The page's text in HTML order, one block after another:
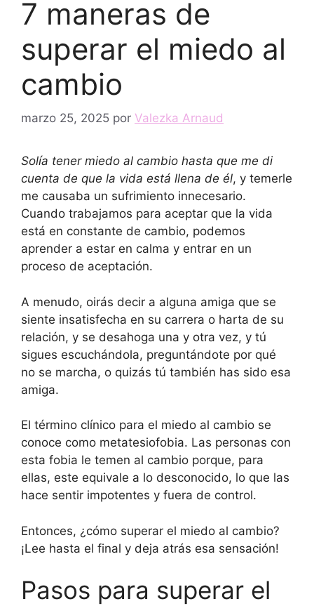
7 maneras de
superar el miedo al
cambio
marzo 25, 2025 por Valezka Arnaud
Solía ​​tener miedo al cambio hasta que me di
cuenta de que la vida está llena de él, y temerle
me causaba un sufrimiento innecesario.
Cuando trabajamos para aceptar que la vida
está en constante de cambio, podemos
aprender a estar en calma y entrar en un
proceso de aceptación.
A menudo, oirás decir a alguna amiga que se
siente insatisfecha en su carrera o harta de su
relación, y se desahoga una y otra vez, y tú
sigues escuchándola, preguntándote por qué
no se marcha, o quizás tú también has sido esa
amiga.
El término clínico para el miedo al cambio se
conoce como metatesiofobia. Las personas con
esta fobia le temen al cambio porque, para
ellas, este equivale a lo desconocido, lo que las
hace sentir impotentes y fuera de control.
Entonces, ¿cómo superar el miedo al cambio?
¡Lee hasta el final y deja atrás esa sensación!
Pasos para superar el